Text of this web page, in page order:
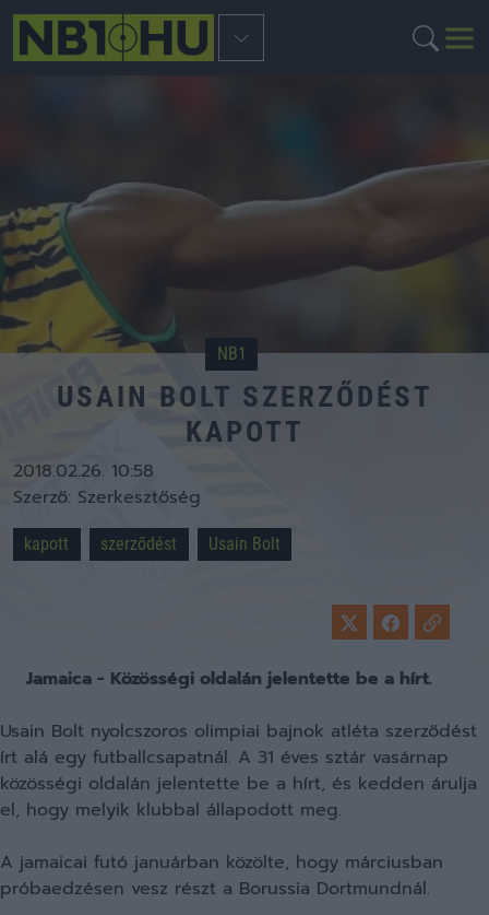
NB1
USAIN BOLT SZERZŐDÉST
KAPOTT
2018.02.26. 10:58
Szerző: Szerkesztőség
kapott szerződést Usain Bolt
Jamaica - Közösségi oldalán jelentette be a hírt.
Usain Bolt nyolcszoros olimpiai bajnok atléta szerződést
írt alá egy futballcsapatnál. A 31 éves sztár vasárnap
közösségi oldalán jelentette be a hírt, és kedden árulja
el, hogy melyik klubbal állapodott meg.
A jamaicai futó januárban közölte, hogy márciusban
próbaedzésen vesz részt a Borussia Dortmundnál.